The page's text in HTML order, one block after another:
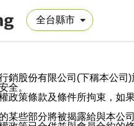
銷股份有限公司(下稱本公
全。
政策條款及條件所拘束，如
某些部分將被揭露給與本公